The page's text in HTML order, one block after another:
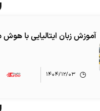
مشاهده مقاله
ایتالیایی با هوش مصنوعی
۰۳
مشاهده مقاله